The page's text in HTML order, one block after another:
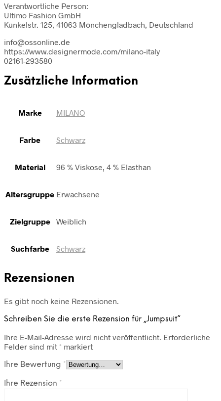
Verantwortliche Person:
Ultimo Fashion GmbH
Künkelstr. 125, 41063 Mönchengladbach, Deutschland
info@ossonline.de
https://www.designermode.com/milano-italy
02161-293580
Zusätzliche Information
Marke MILANO
Farbe Schwarz
Material 96 % Viskose, 4 % Elasthan
Altersgruppe Erwachsene
Zielgruppe Weiblich
Suchfarbe Schwarz
Rezensionen
Es gibt noch keine Rezensionen.
Schreiben Sie die erste Rezension für „Jumpsuit“
Ihre E-Mail-Adresse wird nicht veröffentlicht. Erforderliche
Felder sind mit * markiert
Ihre Bewertung *
Ihre Rezension *